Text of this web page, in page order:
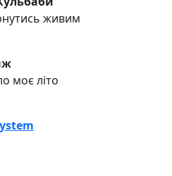
живим
моє літо